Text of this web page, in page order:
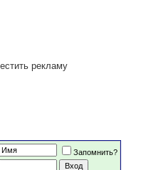
Запомнить?